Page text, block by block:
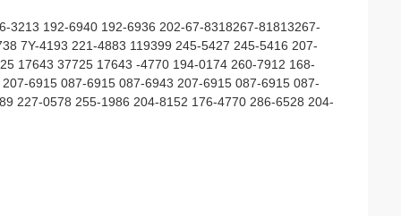
3213 192-6940 192-6936 202-67-8318267-81813267-
7Y-4193 221-4883 119399 245-5427 245-5416 207-
17643 37725 17643 -4770 194-0174 260-7912 168-
6915 087-6915 087-6943 207-6915 087-6915 087-
227-0578 255-1986 204-8152 176-4770 286-6528 204-